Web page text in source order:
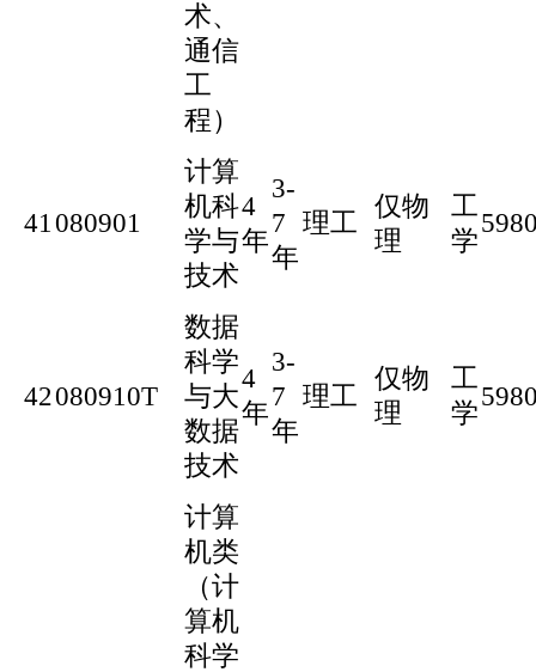
术、
通信
工
程）
41 080901
计算
机科
学与
技术
4
年
3-
7
年
理工
仅物
理
工
学
42080910T
数据
科学
与大
数据
技术
4
年
3-
7
年
理工
仅物
理
工
学
计算
机类
（计
算机
科学